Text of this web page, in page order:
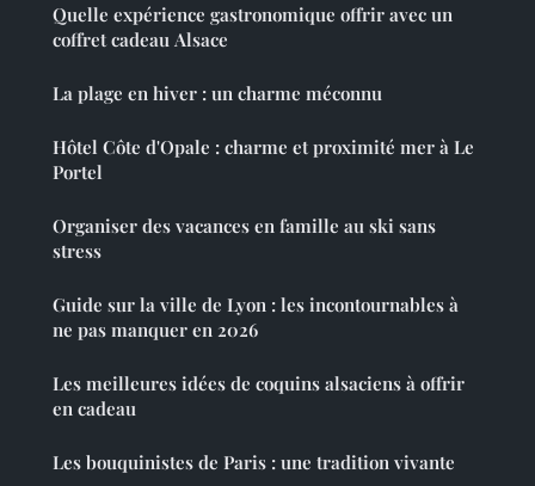
Quelle expérience gastronomique offrir avec un
coffret cadeau Alsace
La plage en hiver : un charme méconnu
Hôtel Côte d'Opale : charme et proximité mer à Le
Portel
Organiser des vacances en famille au ski sans
stress
Guide sur la ville de Lyon : les incontournables à
ne pas manquer en 2026
Les meilleures idées de coquins alsaciens à offrir
en cadeau
Les bouquinistes de Paris : une tradition vivante